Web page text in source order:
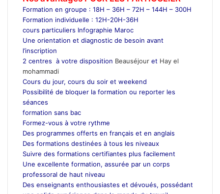
Formation en groupe : 18H – 36H – 72H – 144H – 300H
Formation individuelle : 12H-20H-36H
cours particuliers Infographie Maroc
Une orientation et diagnostic de besoin avant
l’inscription
2 centres à votre disposition Beauséjour et Hay el
mohammadi
Cours du jour, cours du soir et weekend
Possibilité de bloquer la formation ou reporter les
séances
formation sans bac
Formez-vous à votre rythme
Des programmes offerts en français et en anglais
Des formations destinées à tous les niveaux
Suivre des formations certifiantes plus facilement
Une excellente formation, assurée par un corps
professoral de haut niveau
Des enseignants enthousiastes et dévoués, possédant